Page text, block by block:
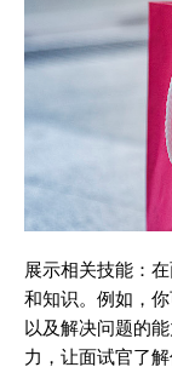
展示相关技能：
和知识。例如，
以及解决问题的
力，让面试官了解